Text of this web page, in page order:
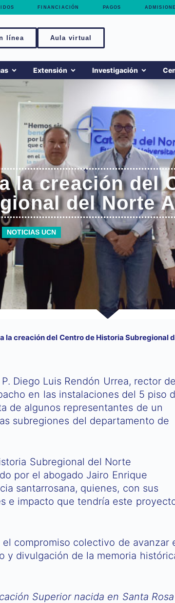
FINANCIACIÓN PAGOS
línea Aula virtual
Extensión Investigación
la creación del
del Norte
NOTICIAS UCN
la creación del Centro de Historia Subregional
Diego Luis Rendón Urrea, rector de
en las instalaciones del 5 piso
de algunos representantes de un
subregiones del departamento de
Subregional del Norte
por el abogado Jairo Enrique
santarrosana, quienes, con sus
e impacto que tendría este
compromiso colectivo de avanzar
y divulgación de la memoria
Superior nacida en Santa Rosa